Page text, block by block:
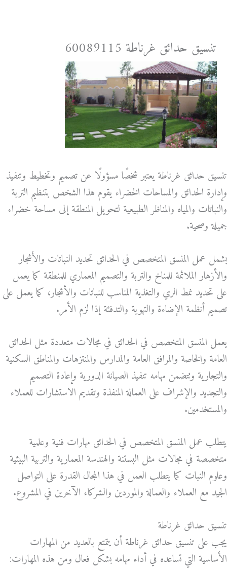
المحتوىتنسيق حدائق غرناطة 60089115
تنسيق حدائق غرناطة يعتبر شخصًا مسؤولًا عن تصميم وتخطيط وتنفيذ
وإدارة الحدائق والمساحات الخضراء يقوم هذا الشخص بتنظيم التربة
والنباتات والمياه والمناظر الطبيعية لتحويل المنطقة إلى مساحة خضراء
جميلة وصحية.
يشمل عمل المنسق المتخصص في الحدائق تحديد النباتات والأشجار
والأزهار الملائمة للمناخ والتربة والتصميم المعماري للمنطقة كما يعمل
على تحديد نمط الري والتغذية المناسب للنباتات والأشجار، كما يعمل على
تصميم أنظمة الإضاءة والتهوية والتدفئة إذا لزم الأمر.
يعمل المنسق المتخصص في الحدائق في مجالات متعددة مثل الحدائق
العامة والخاصة والمرافق العامة والمدارس والمنتزهات والمناطق السكنية
والتجارية وتتضمن مهامه تنفيذ الصيانة الدورية وإعادة التصميم
والتجديد والإشراف على العمالة المنفذة وتقديم الاستشارات للعملاء
والمستخدمين.
يتطلب عمل المنسق المتخصص في الحدائق مهارات فنية وعلمية
متخصصة في مجالات مثل البستنة والهندسة المعمارية والتربية البيئية
وعلوم النبات كما يتطلب العمل في هذا المجال القدرة على التواصل
الجيد مع العملاء والعمالة والموردين والشركاء الآخرين في المشروع.
تنسيق حدائق غرناطة
يجب على تنسيق حدائق غرناطة أن يتمتع بالعديد من المهارات
الأساسية التي تساعده في أداء مهامه بشكل فعال ومن هذه المهارات: